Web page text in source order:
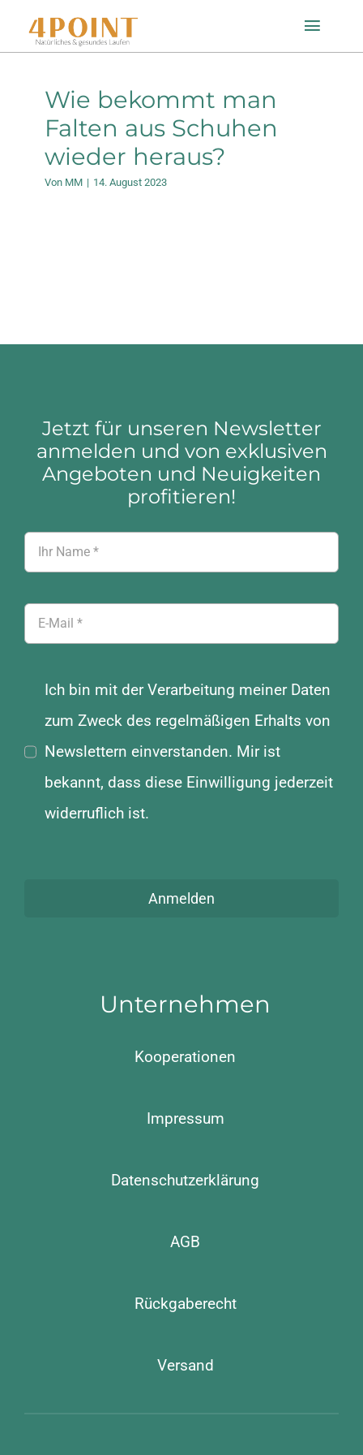
Inhalt
Toggle
Startseite
Einlagenfinder
Wie bekommt man
Falten aus Schuhen
wieder heraus?
Von MM | 14. August 2023
Jetzt für unseren Newsletter
anmelden und von exklusiven
Angeboten und Neuigkeiten
profitieren!
Ich bin mit der Verarbeitung meiner Daten
zum Zweck des regelmäßigen Erhalts von
Newslettern einverstanden. Mir ist
bekannt, dass diese Einwilligung jederzeit
widerruflich ist.
Anmelden
Unternehmen
Kooperationen
Impressum
Datenschutzerklärung
AGB
Rückgaberecht
Versand